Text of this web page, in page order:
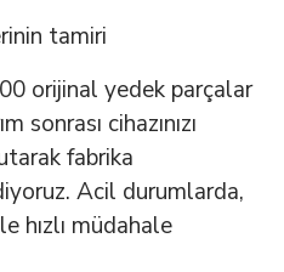
tamiri
orijinal yedek parçalar
sonrası cihazınızı
fabrika
Acil durumlarda,
hızlı müdahale